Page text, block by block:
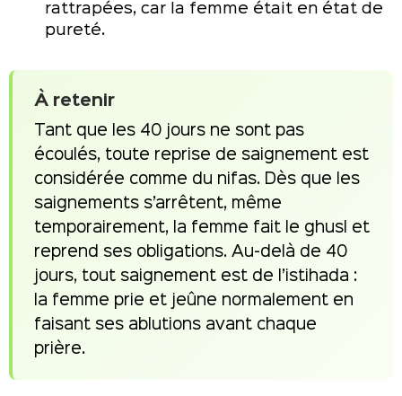
rattrapées, car la femme était en état de
pureté.
À retenir
Tant que les 40 jours ne sont pas
écoulés, toute reprise de saignement est
considérée comme du nifas. Dès que les
saignements s’arrêtent, même
temporairement, la femme fait le ghusl et
reprend ses obligations. Au-delà de 40
jours, tout saignement est de l’istihada :
la femme prie et jeûne normalement en
faisant ses ablutions avant chaque
prière.